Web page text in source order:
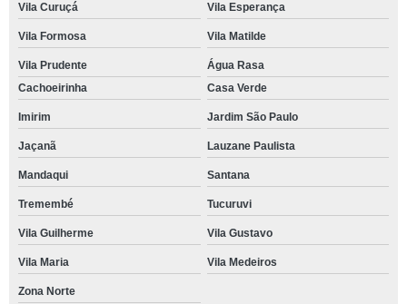
Vila Curuçá Vila Esperança
Vila Formosa Vila Matilde
Vila Prudente
Água Rasa
Cachoeirinha
Casa Verde
Imirim Jardim São Paulo
Jaçanã Lauzane Paulista
Mandaqui Santana
Tremembé Tucuruvi
Vila Guilherme Vila Gustavo
Vila Maria Vila Medeiros
Zona Norte